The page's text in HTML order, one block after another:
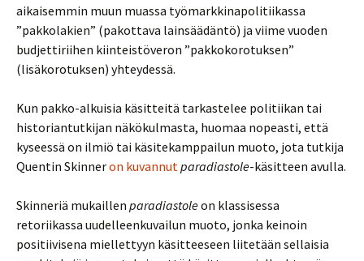
aikaisemmin muun muassa työmarkkinapolitiikassa
”pakkolakien” (pakottava lainsäädäntö) ja viime vuoden
budjettiriihen kiinteistöveron ”pakkokorotuksen”
(lisäkorotuksen) yhteydessä.
Kun pakko-alkuisia käsitteitä tarkastelee politiikan tai
historiantutkijan näkökulmasta, huomaa nopeasti, että
kyseessä on ilmiö tai käsitekamppailun muoto, jota tutkija
Quentin Skinneron kuvannutparadiastole-käsitteen avulla.
Skinneriä mukaillen paradiastoleon klassisessa
retoriikassa uudelleenkuvailun muoto, jonka keinoin
positiivisena miellettyyn käsitteeseen liitetään sellaisia